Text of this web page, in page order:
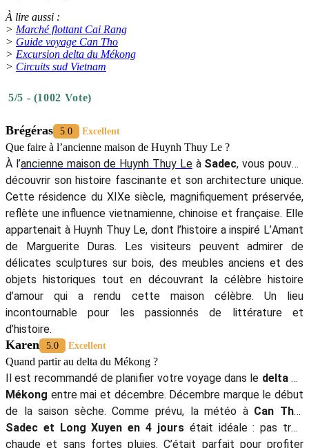
À lire aussi :
> Marché flottant Cai Rang
> Guide voyage Can Tho
> Excursion delta du Mékong
> Circuits sud Vietnam
5/5 - (1002 Vote)
Brégéras 5.0 Excellent
Que faire à l’ancienne maison de Huynh Thuy Le ?
À l’ancienne maison de Huynh Thuy Leà Sadec, vous pouvez
découvrir son histoire fascinante et son architecture unique.
Cette résidence du XIXe siècle, magnifiquement préservée,
reflète une influence vietnamienne, chinoise et française. Elle
appartenait à Huynh Thuy Le, dont l’histoire a inspiré L’Amant
de Marguerite Duras. Les visiteurs peuvent admirer de
délicates sculptures sur bois, des meubles anciens et des
objets historiques tout en découvrant la célèbre histoire
d’amour qui a rendu cette maison célèbre. Un lieu
incontournable pour les passionnés de littérature et
d’histoire.
Karen 5.0 Excellent
Quand partir au delta du Mékong ?
Il est recommandé de planifier votre voyage dans le delta du
Mékong entre mai et décembre. Décembre marque le début
de la saison sèche. Comme prévu, la météo à Can Tho,
Sadec et Long Xuyen en 4 joursétait idéale : pas trop
chaude et sans fortes pluies. C’était parfait pour profiter